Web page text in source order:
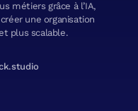
métiers grâce à l’IA,
une organisation
plus scalable.